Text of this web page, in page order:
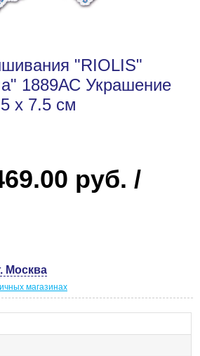
"RIOLIS"
1889АС Украшение
х 7.5 см
руб. /
Москва
магазинах